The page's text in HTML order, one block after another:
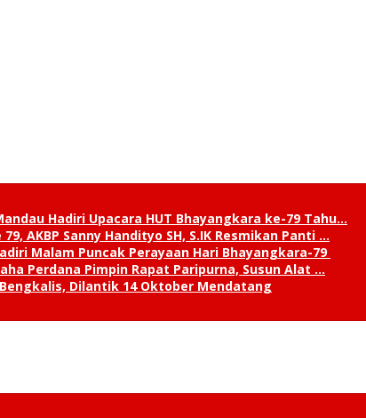
Hadiri Upacara HUT Bhayangkara ke-79 Tahu…
AKBP Sanny Handityo SH, S.IK Resmikan Panti …
Malam Puncak Perayaan Hari Bhayangkara-79
Perdana Pimpin Rapat Paripurna, Susun Alat …
Dilantik 14 Oktober Mendatang